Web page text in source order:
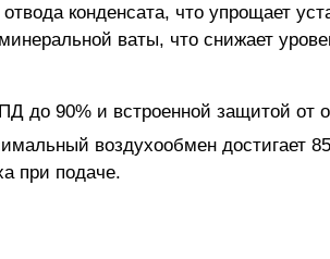
конденсата, что упрощает
ваты, что снижает
до 90% и встроенной защитой от
воздухообмен достигает
при подаче.